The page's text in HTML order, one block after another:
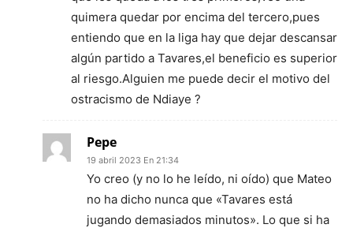
quimera quedar por encima del tercero,pues
entiendo que en la liga hay que dejar descansar
algún partido a Tavares,el beneficio es superior
al riesgo.Alguien me puede decir el motivo del
ostracismo de Ndiaye ?
Pepe
19 abril 2023 En 21:34
Yo creo (y no lo he leído, ni oído) que Mateo
no ha dicho nunca que «Tavares está
jugando demasiados minutos». Lo que si ha